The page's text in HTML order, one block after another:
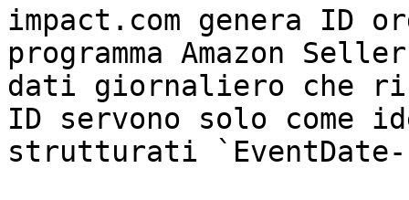
impact.com genera
programma Amazon
dati giornaliero che
ID servono solo
strutturati `EventDate-